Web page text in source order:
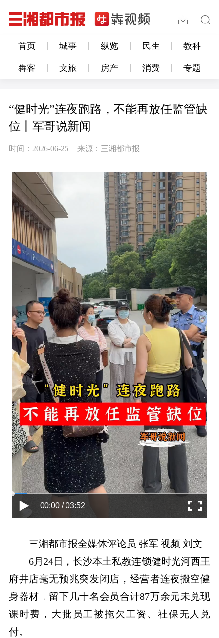
首页 城事 纵览 民生 教科
犇客 文旅 房产 消费 专题
“健时光”连夜跑路，不能再放任监管缺
位丨军哥说新闻
时间：2026-06-25 来源：三湘都市报
00:00 / 03:52
三湘都市报全媒体评论员 张军 视频 刘文
6月24日，长沙本土私教连锁健时光河西王
府井店毫无预兆突发闭店，经营者连夜搬空健
身器材，留下几十名会员合计87万余元未兑现
课时费，大批员工被拖欠工资、社保无人兑
付。